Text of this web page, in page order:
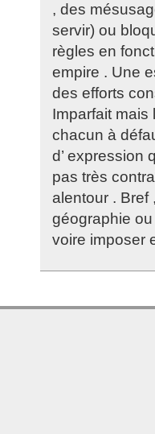
, des
servir) ou
règles en
empire . Une
des efforts
Imparfait mais
chacun à
d’ expression
pas très
alentour . Bref
géographie
voire imposer